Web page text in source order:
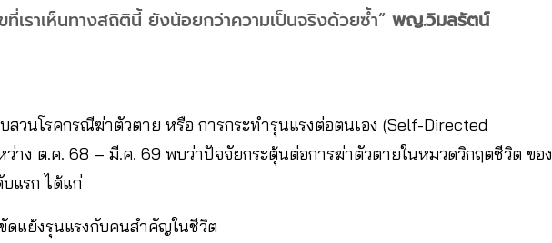
ที่เราเห็นทางสถิตินี้ ยังน้อยกว่าความเป็นจริงด้วยซ้ำ” พญ.วิมลรัตน์
สวนโรคกรณีฆ่าตัวตาย หรือ การกระทำรุนแรงต่อตนเอง (Self-Directed
ว่าง ต.ค. 68 – มี.ค. 69 พบว่าปัจจัยกระตุ้นต่อการฆ่าตัวตายในหมวดวิกฤตชีวิต ของ
แรก ได้แก่
ดแย้งรุนแรงกับคนสำคัญในชีวิต